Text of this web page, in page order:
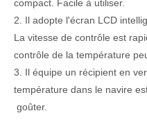
compact. Facile à utiliser.
2. Il adopte l'écran LCD
La vitesse de contrôle est
contrôle de la température
3. Il équipe un récipient en
température dans le navire
goûter.